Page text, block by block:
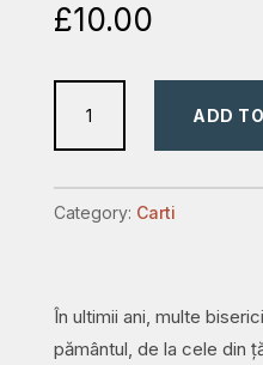
£10.00
spiritual
biserică
quantity
ADD
Category: Carti
În ultimii ani, multe
pământul, de la cele din